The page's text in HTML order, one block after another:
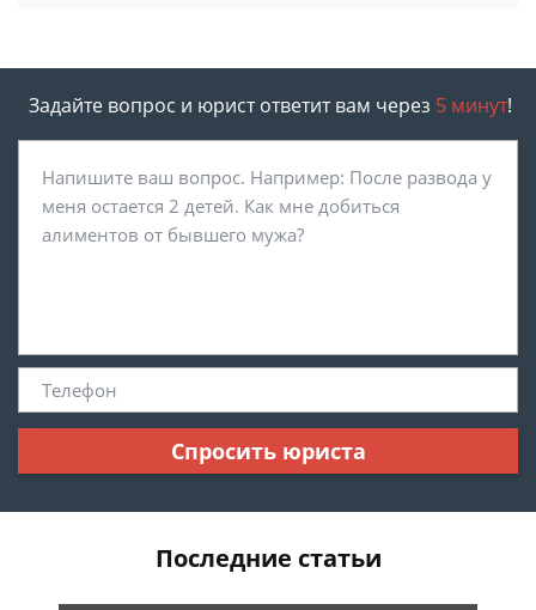
Задайте вопрос и юрист ответит вам через 5 минут!
Спросить юриста
Последние статьи